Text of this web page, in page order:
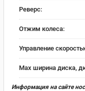
Реверс:
Отжим колеса:
Управление
Max ширина диска,
Информация на сайте